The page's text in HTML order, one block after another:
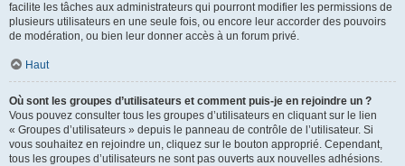
facilite les tâches aux administrateurs qui pourront modifier les permissions de
plusieurs utilisateurs en une seule fois, ou encore leur accorder des pouvoirs
de modération, ou bien leur donner accès à un forum privé.
Haut
Où sont les groupes d’utilisateurs et comment puis-je en rejoindre un ?
Vous pouvez consulter tous les groupes d’utilisateurs en cliquant sur le lien
« Groupes d’utilisateurs » depuis le panneau de contrôle de l’utilisateur. Si
vous souhaitez en rejoindre un, cliquez sur le bouton approprié. Cependant,
tous les groupes d’utilisateurs ne sont pas ouverts aux nouvelles adhésions.